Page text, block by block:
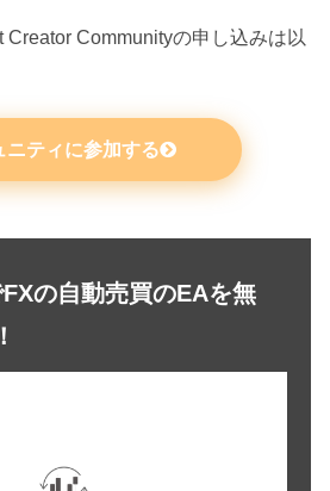
Creator Communityの申し込みは以
ニティに参加する
の自動売買のEAを無